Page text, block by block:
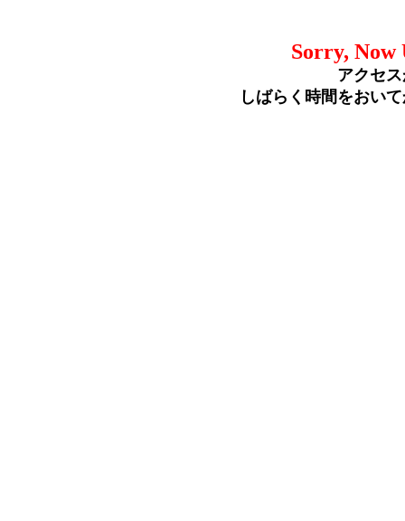
Sorry, Now
アクセ
しばらく時間をおい